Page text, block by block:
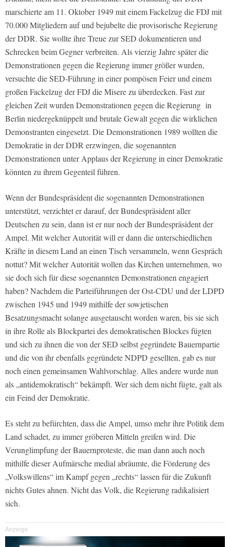
marschierte am 11. Oktober 1949 mit einem Fackelzug die FDJ mit
70.000 Mitgliedern auf und bejubelte die provisorische Regierung
der DDR. Sie wollte ihre Treue zur SED dokumentieren und
Schrecken beim Gegner verbreiten. Als vierzig Jahre später die
Demonstrationen gegen die Regierung immer größer wurden,
versuchte die SED-Führung in einer pompösen Feier und einem
großen Fackelzug der FDJ die Misere zu überdecken. Fast zur
gleichen Zeit wurden Demonstrationen gegen die Regierung in
Berlin niedergeknüppelt und brutale Gewalt gegen die wirklichen
Demonstranten eingesetzt. Die Demonstrationen 1989 wollten die
Demokratie in der DDR erzwingen, die sogenannten
Demonstrationen unter Applaus der Regierung in einer Demokratie
könnten zu ihrem Gegenteil führen.
Wenn der Bundespräsident die sogenannten Demonstrationen
unterstützt, verzichtet er darauf, der Bundespräsident aller
Deutschen zu sein, dann ist er nur noch der Bundespräsident der
Ampel. Mit welcher Autorität will er dann die unterschiedlichen
Kräfte in diesem Land an einen Tisch versammeln, wenn Gespräch
nottut? Mit welcher Autorität wollen das Kirchen unternehmen, wo
sie doch sich für diese sogenannten Demonstrationen engagiert
haben? Nachdem die Parteiführungen der Ost-CDU und der LDPD
zwischen 1945 und 1949 mithilfe der sowjetischen
Besatzungsmacht solange ausgetauscht worden waren, bis sie sich
in ihre Rolle als Blockpartei des demokratischen Blockes fügten
und sich zu ihnen die von der SED selbst gegründete Bauernpartie
und die von ihr ebenfalls gegründete NDPD gesellten, gab es nur
noch einen gemeinsamen Wahlvorschlag. Alles andere wurde nun
als „antidemokratisch“ bekämpft. Wer sich dem nicht fügte, galt als
ein Feind der Demokratie.
Es steht zu befürchten, dass die Ampel, umso mehr ihre Politik dem
Land schadet, zu immer gröberen Mitteln greifen wird. Die
Verunglimpfung der Bauernproteste, die man dann auch noch
mithilfe dieser Aufmärsche medial abräumte, die Förderung des
„Volkswillens“ im Kampf gegen „rechts“ lassen für die Zukunft
nichts Gutes ahnen. Nicht das Volk, die Regierung radikalisiert
sich.
Anzeige